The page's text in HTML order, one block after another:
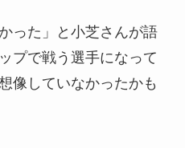
った」と小芝さんが語
プで戦う選手になって
像していなかったかも